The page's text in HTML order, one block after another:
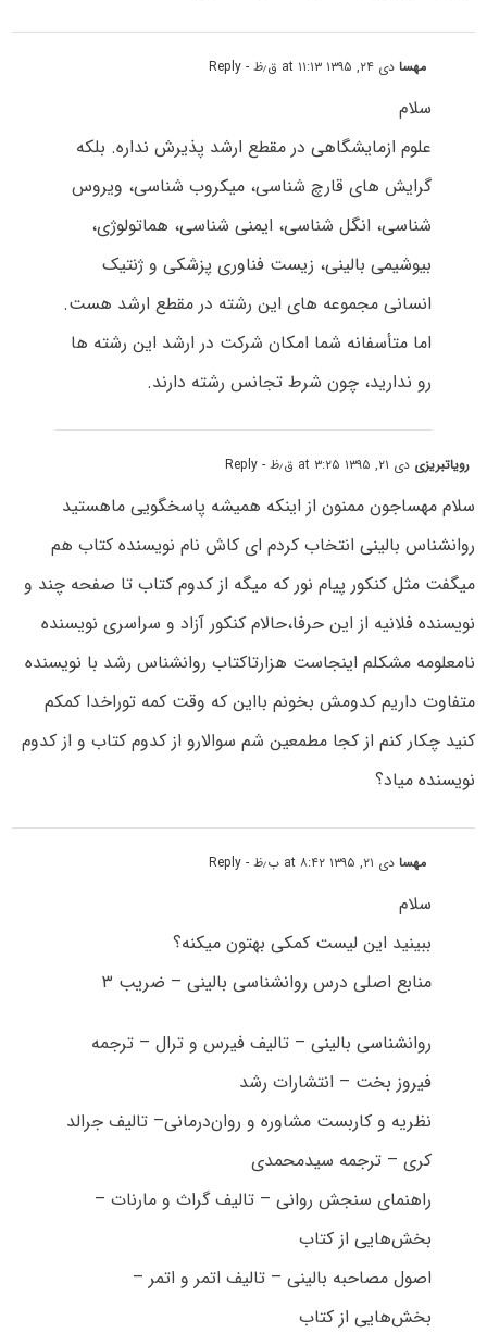
مهسادی ۲۴, ۱۳۹۵ at ۱۱:۱۳ ق٫ظ - Reply
سلام
علوم ازمایشگاهی در مقطع ارشد پذیرش نداره. بلکه
گرایش های قارچ شناسی، میکروب شناسی، ویروس
شناسی، انگل شناسی، ایمنی شناسی، هماتولوژی،
بیوشیمی بالینی، زیست فناوری پزشکی و ژنتیک
انسانی مجموعه های این رشته در مقطع ارشد هست.
اما متأسفانه شما امکان شرکت در ارشد این رشته ها
رو ندارید، چون شرط تجانس رشته دارند.
رویاتبریزی دی ۲۱, ۱۳۹۵ at ۳:۲۵ ق٫ظ - Reply
سلام مهساجون ممنون از اینکه همیشه پاسخگویی ماهستید
روانشناس بالینی انتخاب کردم ای کاش نام نویسنده کتاب هم
میگفت مثل کنکور پیام نور که میگه از کدوم کتاب تا صفحه چند و
نویسنده فلانیه از این حرفا،حالام کنکور آزاد و سراسری نویسنده
نامعلومه مشکلم اینجاست هزارتاکتاب روانشناس رشد با نویسنده
متفاوت داریم کدومش بخونم بااین که وقت کمه توراخدا کمکم
کنید چکار کنم از کجا مطمعین شم سوالارو از کدوم کتاب و از کدوم
نویسنده میاد؟
مهسادی ۲۱, ۱۳۹۵ at ۸:۴۲ ب٫ظ - Reply
سلام
ببینید این لیست کمکی بهتون میکنه؟
منابع اصلی درس روانشناسی بالینی – ضریب ۳
روانشناسی بالینی – تالیف فیرس و ترال – ترجمه
فیروز بخت – انتشارات رشد
نظریه و کاربست مشاوره و روان‌درمانی– تالیف جرالد
کری – ترجمه سیدمحمدی
راهنمای سنجش روانی – تالیف گراث و مارنات –
بخش‌هایی از کتاب
اصول مصاحبه بالینی – تالیف اتمر و اتمر –
بخش‌هایی از کتاب